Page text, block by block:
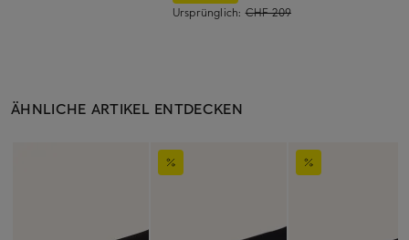
Ursprünglich:CHF 209
ÄHNLICHE ARTIKEL ENTDECKEN